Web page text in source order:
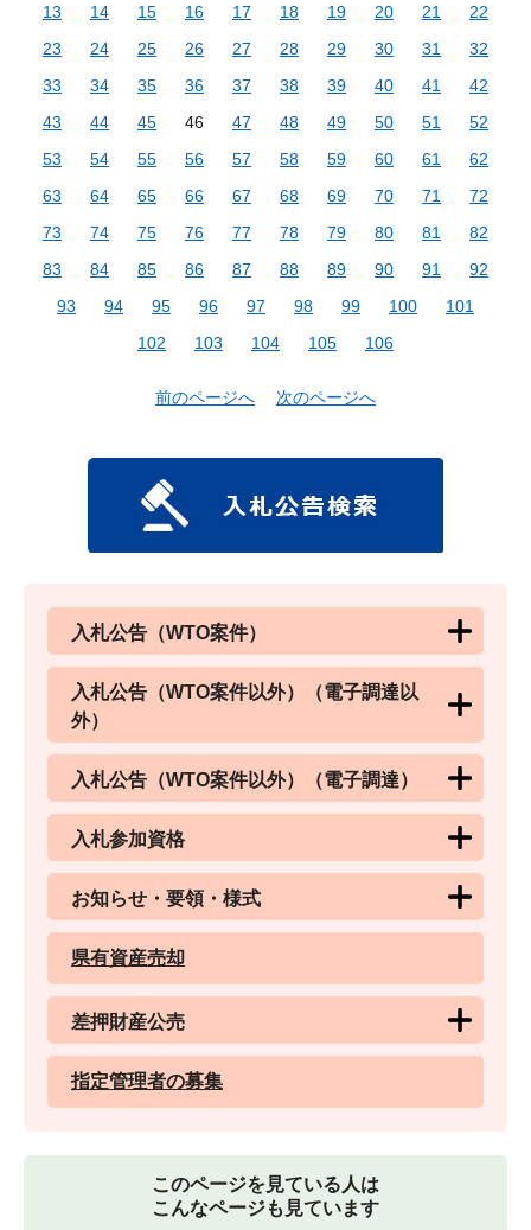
13
14 15 16 17 18 19 20 21
22
23
24 25 26 27 28 29 30 31
32
33
34 35 36 37 38 39 40 41
42
43
44 45 46 47 48 49 50 51
52
53
54 55 56 57 58 59 60 61
62
63
64 65 66 67 68 69 70 71
72
73
74 75 76 77 78 79 80 81
82
83
84 85 86 87 88 89 90 91
92
93
94 95 96 97 98 99 100
101
102
103 104 105 106
前のページへ 次のページへ
入札公告（WTO案件）
入札公告（WTO案件以外）（電子調達以
外）
入札公告（WTO案件以外）（電子調達）
入札参加資格
お知らせ・要領・様式
県有資産売却
差押財産公売
指定管理者の募集
このページを見ている人は
こんなページも見ています